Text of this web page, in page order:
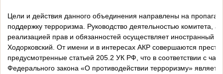
Цели и действия данного объединения направлены на
поддержку терроризма. Руководство деятельностью комитета, а
реализацией прав и обязанностей осуществляет иностранный
Ходорковский. От имени и в интересах АКР совершаются
предусмотренные статьей 205.2 УК РФ, что в соответствии с
Федерального закона «О противодействии терроризму»